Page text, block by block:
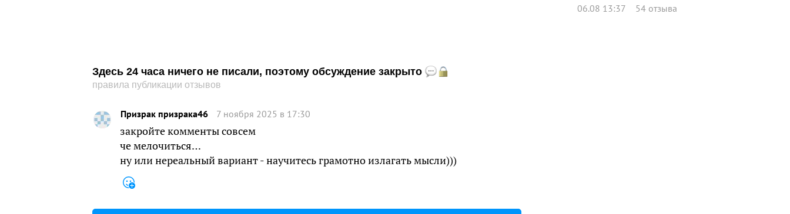
Здесь 24 часа ничего не писали, поэтому обсуждение закрыто
правила публикации отзывов
Призрак призрака46 7 ноября 2025 в 17:30
закройте комменты совсем
че мелочиться…
ну или нереальный вариант - научитесь грамотно излагать мысли)))
06.08 13:37 54 отзыва